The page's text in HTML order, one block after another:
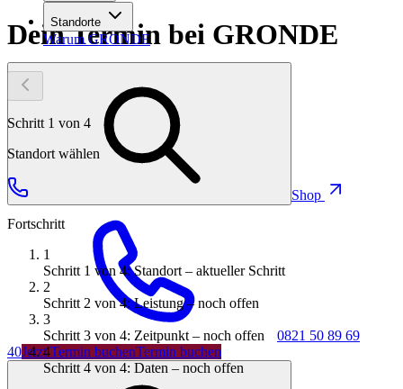
Standorte
Warum GRONDE
Shop
0821 50 89 69
40Jetzt Termin buchenTermin buchen
Dein Termin bei GRONDE
Schritt 1 von 4
Standort wählen
Fortschritt
1
Schritt 1 von 4:Standort – aktueller Schritt
2
Schritt 2 von 4:Leistung– noch offen
3
Schritt 3 von 4: Zeitpunkt – noch offen
4
Schritt 4 von 4: Daten – noch offen